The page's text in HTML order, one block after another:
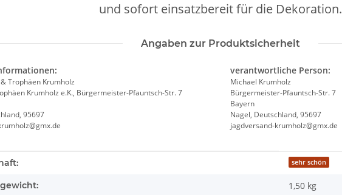
und sofort einsatzbereit für die Dekoration.
Angaben zur Produktsicherheit
Trophäen Krumholz
Krumholz e.K., Bürgermeister-Pfauntsch-Str. 7
95697
verantwortliche Person:
Michael Krumholz
Bürgermeister-Pfauntsch-Str. 7
Bayern
Nagel, Deutschland, 95697
jagdversand-krumholz@gmx.de
sehr schön
1,50 kg